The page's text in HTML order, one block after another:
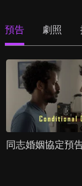
預告 劇照
同志婚姻協定預